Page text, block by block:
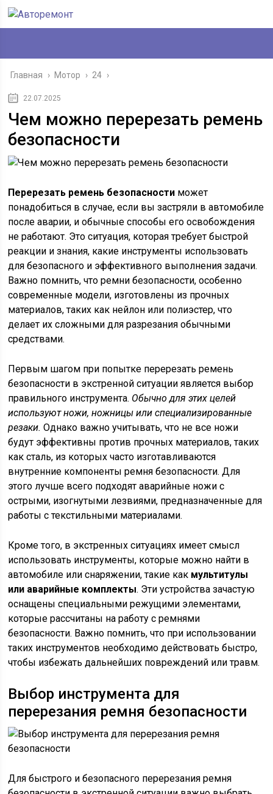
Главная › Мотор › 24 ›
22.07.2025
Чем можно перерезать ремень
безопасности
Перерезать ремень безопасности может
понадобиться в случае, если вы застряли в автомобиле
после аварии, и обычные способы его освобождения
не работают. Это ситуация, которая требует быстрой
реакции и знания, какие инструменты использовать
для безопасного и эффективного выполнения задачи.
Важно помнить, что ремни безопасности, особенно
современные модели, изготовлены из прочных
материалов, таких как нейлон или полиэстер, что
делает их сложными для разрезания обычными
средствами.
Первым шагом при попытке перерезать ремень
безопасности в экстренной ситуации является выбор
правильного инструмента. Обычно для этих целей
используют ножи, ножницы или специализированные
резаки. Однако важно учитывать, что не все ножи
будут эффективны против прочных материалов, таких
как сталь, из которых часто изготавливаются
внутренние компоненты ремня безопасности. Для
этого лучше всего подходят аварийные ножи с
острыми, изогнутыми лезвиями, предназначенные для
работы с текстильными материалами.
Кроме того, в экстренных ситуациях имеет смысл
использовать инструменты, которые можно найти в
автомобиле или снаряжении, такие как мультитулы
или аварийные комплекты. Эти устройства зачастую
оснащены специальными режущими элементами,
которые рассчитаны на работу с ремнями
безопасности. Важно помнить, что при использовании
таких инструментов необходимо действовать быстро,
чтобы избежать дальнейших повреждений или травм.
Выбор инструмента для
перерезания ремня безопасности
Для быстрого и безопасного перерезания ремня